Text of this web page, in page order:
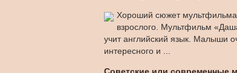
Хороший сюжет мультфильма
взрослого. Мультфильм
учит английский язык. Малыши
интересного и ...
Советские или современные